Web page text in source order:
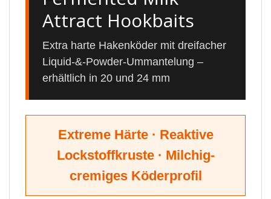
Attract Hookbaits
Extra harte Hakenköder mit dreifacher
Liquid-&-Powder-Ummantelung –
erhältlich in 20 und 24 mm
Extreme Härte · Reaktive
Lockstoffkruste · Milchig-
cremiges Köderprofil